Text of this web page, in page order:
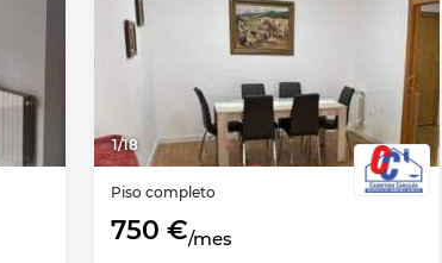
1/18
Piso completo
750 €/mes